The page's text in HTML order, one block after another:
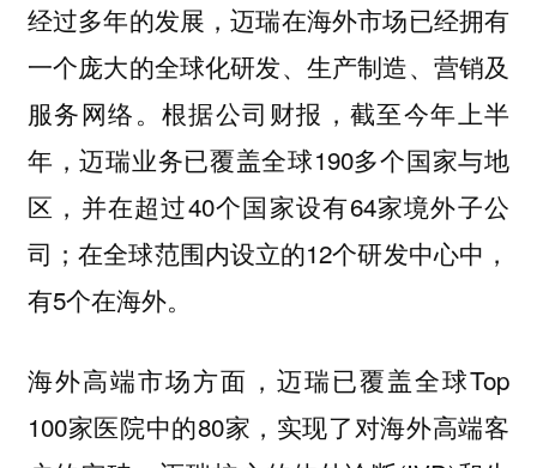
经过多年的发展，迈瑞在海外市场已经拥有
一个庞大的全球化研发、生产制造、营销及
服务网络。根据公司财报，截至今年上半
年，迈瑞业务已覆盖全球190多个国家与地
区，并在超过40个国家设有64家境外子公
司；在全球范围内设立的12个研发中心中，
有5个在海外。
海外高端市场方面，迈瑞已覆盖全球Top
100家医院中的80家，实现了对海外高端客